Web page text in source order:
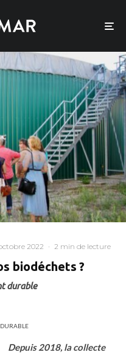
2022 · 2 min de lecture
biodéchets ?
durable
Depuis 2018, la collecte